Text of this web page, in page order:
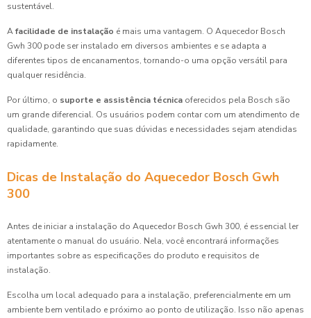
sustentável.
Afacilidade de instalação é mais uma vantagem. O Aquecedor Bosch
Gwh 300 pode ser instalado em diversos ambientes e se adapta a
diferentes tipos de encanamentos, tornando-o uma opção versátil para
qualquer residência.
Por último, o suporte e assistência técnica oferecidos pela Bosch são
um grande diferencial. Os usuários podem contar com um atendimento de
qualidade, garantindo que suas dúvidas e necessidades sejam atendidas
rapidamente.
Dicas de Instalação do Aquecedor Bosch Gwh
300
Antes de iniciar a instalação do Aquecedor Bosch Gwh 300, é essencial ler
atentamente o manual do usuário. Nela, você encontrará informações
importantes sobre as especificações do produto e requisitos de
instalação.
Escolha um local adequado para a instalação, preferencialmente em um
ambiente bem ventilado e próximo ao ponto de utilização. Isso não apenas